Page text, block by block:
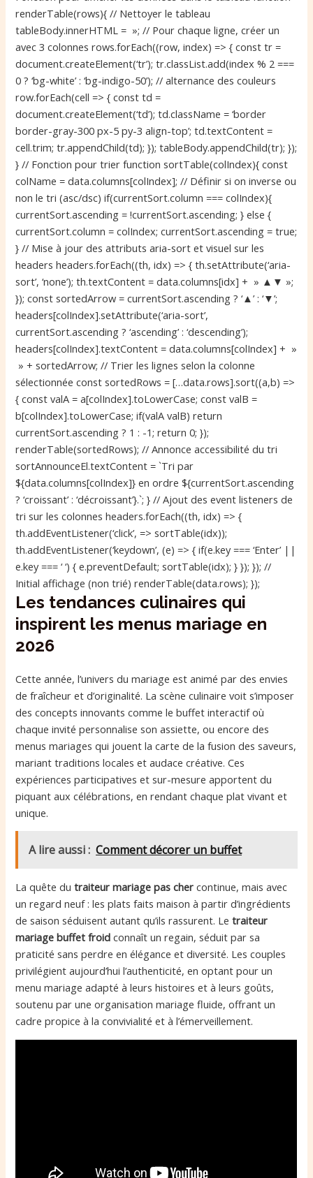
renderTable(rows){ // Nettoyer le tableau
tableBody.innerHTML = »; // Pour chaque ligne, créer un
avec 3 colonnes rows.forEach((row, index) => { const tr =
document.createElement(‘tr’); tr.classList.add(index % 2 ===
0 ? ‘bg-white’ : ‘bg-indigo-50’); // alternance des couleurs
row.forEach(cell => { const td =
document.createElement(‘td’); td.className = ‘border
border-gray-300 px-5 py-3 align-top’; td.textContent =
cell.trim; tr.appendChild(td); }); tableBody.appendChild(tr); });
} // Fonction pour trier function sortTable(colIndex){ const
colName = data.columns[colIndex]; // Définir si on inverse ou
non le tri (asc/dsc) if(currentSort.column === colIndex){
currentSort.ascending = !currentSort.ascending; } else {
currentSort.column = colIndex; currentSort.ascending = true;
} // Mise à jour des attributs aria-sort et visuel sur les
headers headers.forEach((th, idx) => { th.setAttribute(‘aria-
sort’, ‘none’); th.textContent = data.columns[idx] + » ▲▼ »;
}); const sortedArrow = currentSort.ascending ? ‘▲’ : ‘▼’;
headers[colIndex].setAttribute(‘aria-sort’,
currentSort.ascending ? ‘ascending’ : ‘descending’);
headers[colIndex].textContent = data.columns[colIndex] + »
» + sortedArrow; // Trier les lignes selon la colonne
sélectionnée const sortedRows = […data.rows].sort((a,b) =>
{ const valA = a[colIndex].toLowerCase; const valB =
b[colIndex].toLowerCase; if(valA valB) return
currentSort.ascending ? 1 : -1; return 0; });
renderTable(sortedRows); // Annonce accessibilité du tri
sortAnnounceEl.textContent = `Tri par
${data.columns[colIndex]} en ordre ${currentSort.ascending
? ‘croissant’ : ‘décroissant’}.`; } // Ajout des event listeners de
tri sur les colonnes headers.forEach((th, idx) => {
th.addEventListener(‘click’, => sortTable(idx));
th.addEventListener(‘keydown’, (e) => { if(e.key === ‘Enter’ ||
e.key === ‘ ‘) { e.preventDefault; sortTable(idx); } }); }); //
Initial affichage (non trié) renderTable(data.rows); });
Les tendances culinaires qui
inspirent les menus mariage en
2026
Cette année, l’univers du mariage est animé par des envies
de fraîcheur et d’originalité. La scène culinaire voit s’imposer
des concepts innovants comme le buffet interactif où
chaque invité personnalise son assiette, ou encore des
menus mariages qui jouent la carte de la fusion des saveurs,
mariant traditions locales et audace créative. Ces
expériences participatives et sur-mesure apportent du
piquant aux célébrations, en rendant chaque plat vivant et
unique.
A lire aussi : Comment décorer un buffet​
La quête dutraiteur mariage pas cher continue, mais avec
un regard neuf : les plats faits maison à partir d’ingrédients
de saison séduisent autant qu’ils rassurent. Letraiteur
mariage buffet froid connaît un regain, séduit par sa
praticité sans perdre en élégance et diversité. Les couples
privilégient aujourd’hui l’authenticité, en optant pour un
menu mariage adapté à leurs histoires et à leurs goûts,
soutenu par une organisation mariage fluide, offrant un
cadre propice à la convivialité et à l’émerveillement.